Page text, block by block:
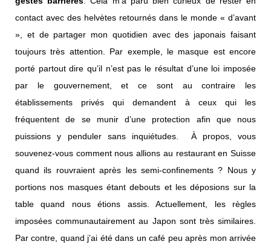
contact avec des helvètes retournés dans le monde « d’avant
», et de partager mon quotidien avec des japonais faisant
toujours très attention. Par exemple, le masque est encore
porté partout dire qu’il n’est pas le résultat d’une loi imposée
par le gouvernement, et ce sont au contraire les
établissements privés qui demandent à ceux qui les
fréquentent de se munir d’une protection afin que nous
puissions y penduler sans inquiétudes. À propos, vous
souvenez-vous comment nous allions au restaurant en Suisse
quand ils rouvraient après les semi-confinements ? Nous y
portions nos masques étant debouts et les déposions sur la
table quand nous étions assis. Actuellement, les règles
imposées communautairement au Japon sont très similaires.
Par contre, quand j’ai été dans un café peu après mon arrivée